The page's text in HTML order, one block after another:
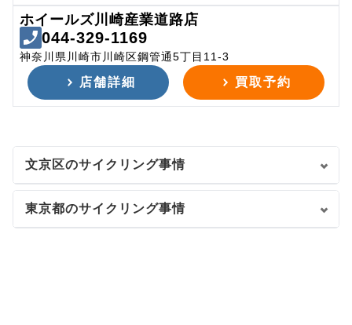
ホイールズ川崎産業道路店
044-329-1169
神奈川県川崎市川崎区鋼管通5丁目11-3
店舗詳細 買取予約
文京区のサイクリング事情
東京都のサイクリング事情